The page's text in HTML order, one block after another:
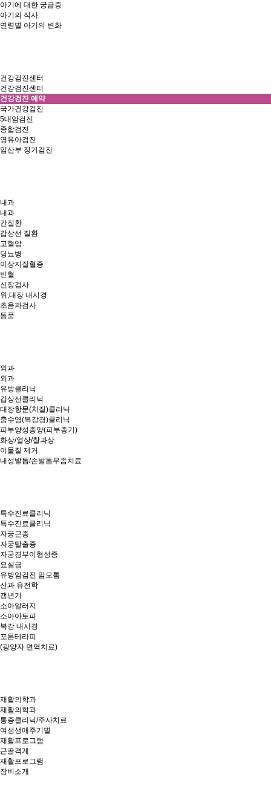
아기에 대한 궁금증
아기의 식사
연령별 아기의 변화
건강검진센터
건강검진센터
건강검진 예약
국가건강검진
5대암검진
종합검진
영유아검진
임산부 정기검진
내과
내과
간질환
갑상선 질환
고혈압
당뇨병
이상지질혈증
빈혈
신장검사
위,대장 내시경
초음파검사
통풍
외과
외과
유방클리닉
갑상선클리닉
대장항문(치질)클리닉
충수염(복강경)클리닉
피부양성종양(피부종기)
화상/열상/찰과상
이물질 제거
내성발톱/손발톱무좀치료
특수진료클리닉
특수진료클리닉
자궁근종
자궁탈출증
자궁경부이형성증
요실금
유방암검진 맘모톰
산과 유전학
갱년기
소아알러지
소아아토피
복강 내시경
포톤테라피
(광양자 면역치료)
재활의학과
재활의학과
통증클리닉/주사치료
여성생애주기별
재활프로그램
근골격계
재활프로그램
장비소개